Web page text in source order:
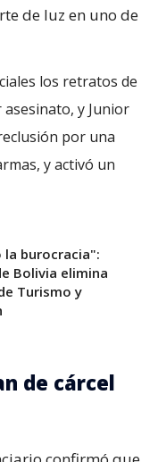
de luz en uno de
los retratos de
y Junior
por una
y activó un
la burocracia":
Bolivia elimina
Turismo y
de cárcel